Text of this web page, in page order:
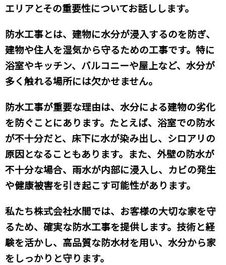
エリアとその重要性についてお話しします。
防水工事とは、建物に水分が浸入するのを防ぎ、
建物や住人を湿気から守るための工事です。特に
浴室やキッチン、バルコニーや屋上など、水分が
多く触れる場所には欠かせません。
防水工事が重要な理由は、水分による建物の劣化
を防ぐことにあります。たとえば、浴室での防水
が不十分だと、床下に水が染み出し、シロアリの
原因となることもあります。また、外壁の防水が
不十分な場合、雨水が内部に浸入し、カビの発生
や健康被害を引き起こす可能性があります。
私たち株式会社水間では、お客様の大切な家を守
るため、確実な防水工事を提供します。技術と経
験を活かし、高品質な防水材を用い、水分から家
をしっかりと守ります。